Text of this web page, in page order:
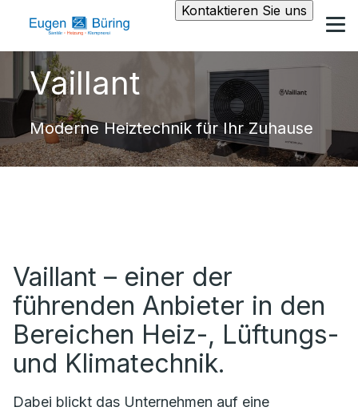
Kontaktieren Sie uns
Vaillant
Moderne Heiztechnik für Ihr Zuhause
Vaillant – einer der
führenden Anbieter in den
Bereichen Heiz-, Lüftungs-
und Klimatechnik.
Dabei blickt das Unternehmen auf eine